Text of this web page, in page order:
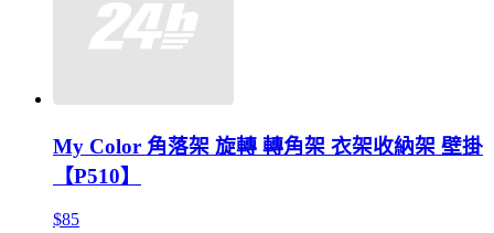
My Color 角落架 旋轉 轉角架 衣架收納架 壁掛
【P510】
$85